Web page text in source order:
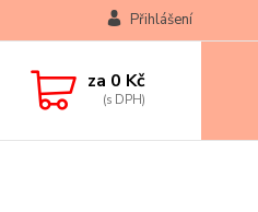
Přihlášení
za 0 Kč